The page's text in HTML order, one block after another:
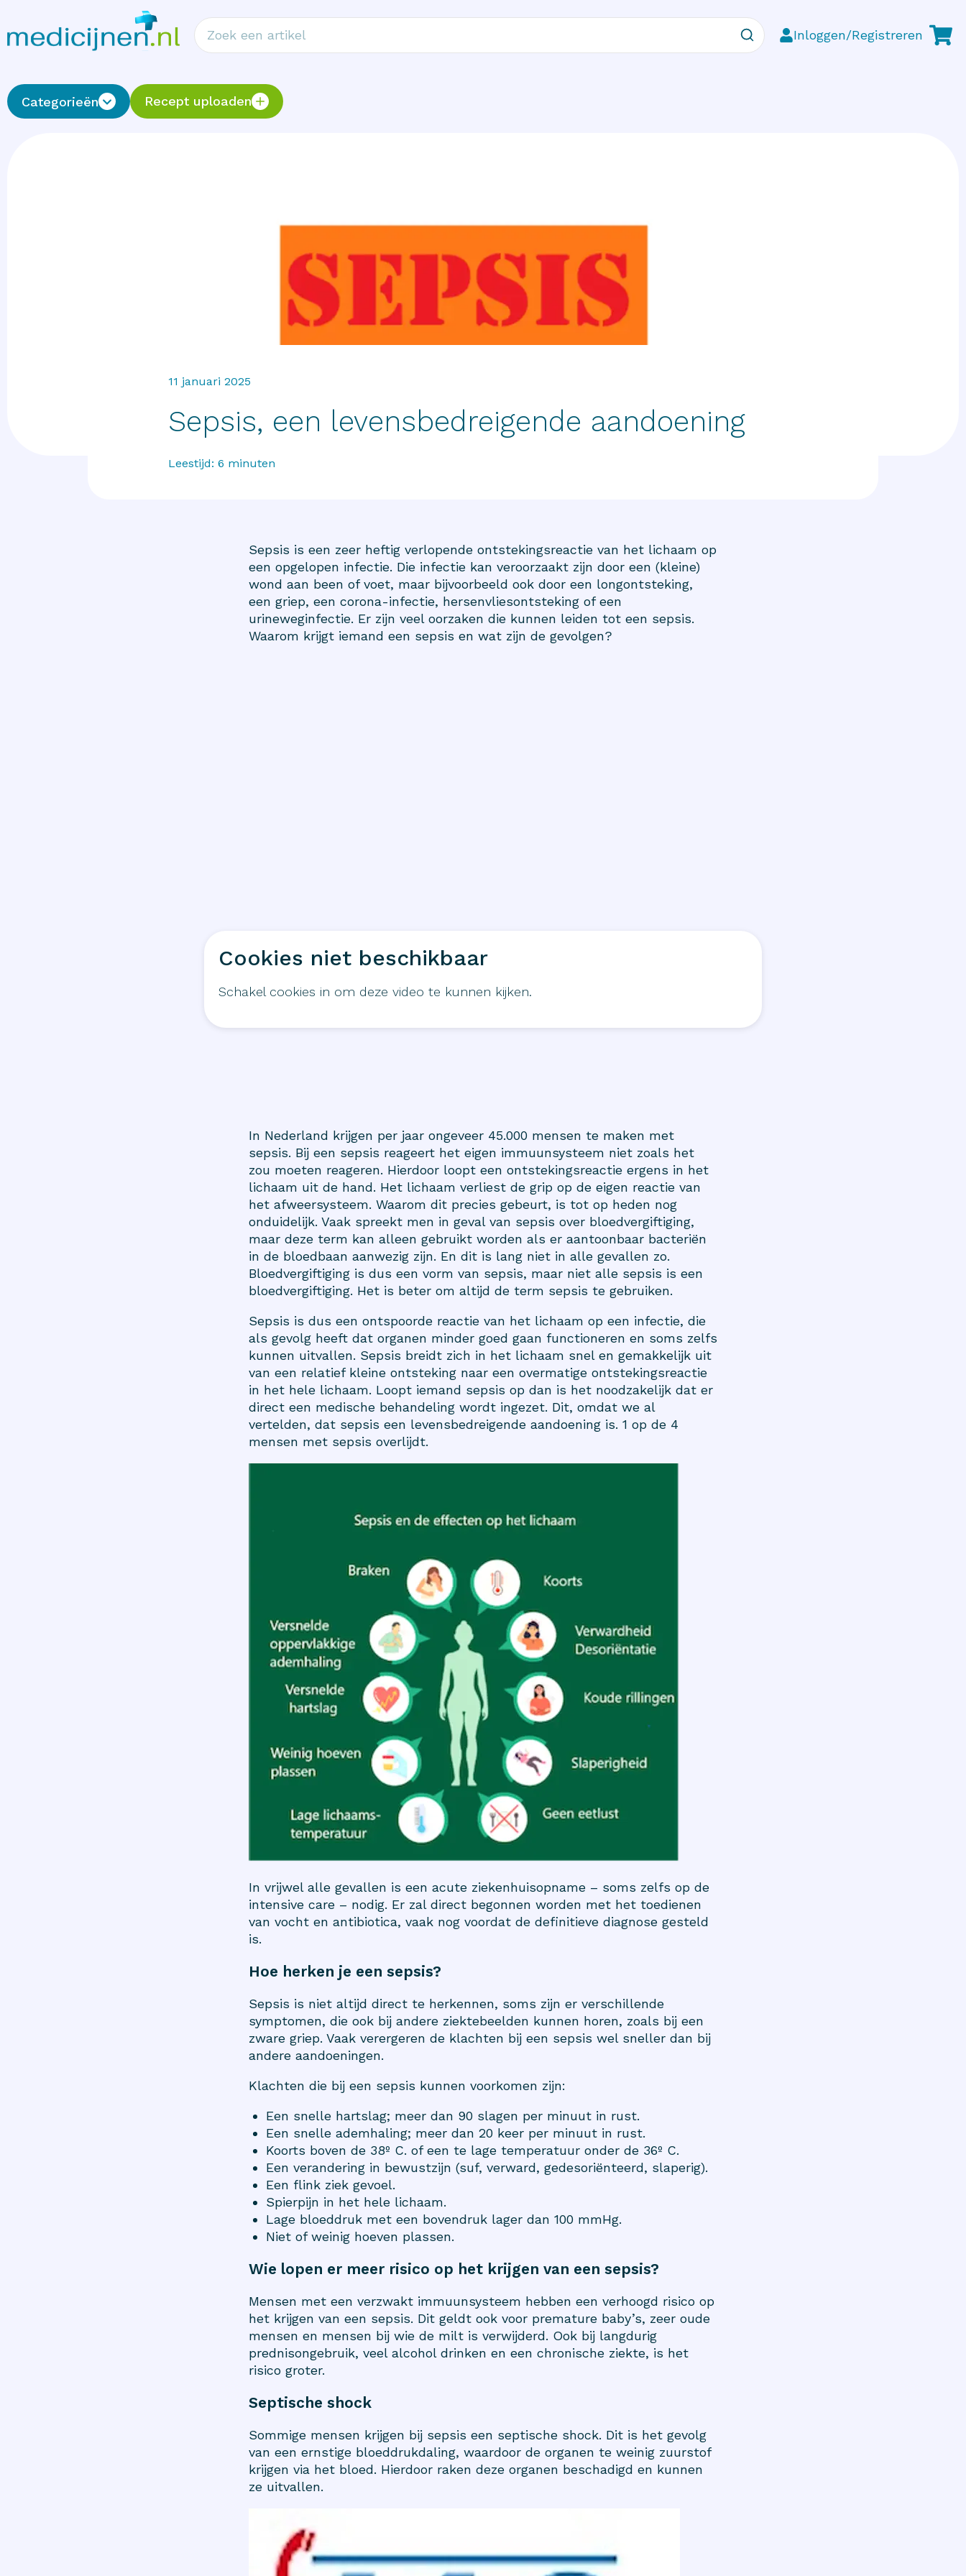
Inloggen/Registreren
Categorieën Recept uploaden
11 januari 2025
Sepsis, een levensbedreigende aandoening
Leestijd: 6 minuten
Sepsis is een zeer heftig verlopende ontstekingsreactie van het lichaam op
een opgelopen infectie. Die infectie kan veroorzaakt zijn door een (kleine)
wond aan been of voet, maar bijvoorbeeld ook door een longontsteking,
een griep, een corona-infectie, hersenvliesontsteking of een
urineweginfectie. Er zijn veel oorzaken die kunnen leiden tot een sepsis.
Waarom krijgt iemand een sepsis en wat zijn de gevolgen?
Cookies niet beschikbaar
Schakel cookies in om deze video te kunnen kijken.
In Nederland krijgen per jaar ongeveer 45.000 mensen te maken met
sepsis. Bij een sepsis reageert het eigen immuunsysteem niet zoals het
zou moeten reageren. Hierdoor loopt een ontstekingsreactie ergens in het
lichaam uit de hand. Het lichaam verliest de grip op de eigen reactie van
het afweersysteem. Waarom dit precies gebeurt, is tot op heden nog
onduidelijk. Vaak spreekt men in geval van sepsis over bloedvergiftiging,
maar deze term kan alleen gebruikt worden als er aantoonbaar bacteriën
in de bloedbaan aanwezig zijn. En dit is lang niet in alle gevallen zo.
Bloedvergiftiging is dus een vorm van sepsis, maar niet alle sepsis is een
bloedvergiftiging. Het is beter om altijd de term sepsis te gebruiken.
Sepsis is dus een ontspoorde reactie van het lichaam op een infectie, die
als gevolg heeft dat organen minder goed gaan functioneren en soms zelfs
kunnen uitvallen. Sepsis breidt zich in het lichaam snel en gemakkelijk uit
van een relatief kleine ontsteking naar een overmatige ontstekingsreactie
in het hele lichaam. Loopt iemand sepsis op dan is het noodzakelijk dat er
direct een medische behandeling wordt ingezet. Dit, omdat we al
vertelden, dat sepsis een levensbedreigende aandoening is. 1 op de 4
mensen met sepsis overlijdt.
In vrijwel alle gevallen is een acute ziekenhuisopname – soms zelfs op de
intensive care – nodig. Er zal direct begonnen worden met het toedienen
van vocht en antibiotica, vaak nog voordat de definitieve diagnose gesteld
is.
Hoe herken je een sepsis?
Sepsis is niet altijd direct te herkennen, soms zijn er verschillende
symptomen, die ook bij andere ziektebeelden kunnen horen, zoals bij een
zware griep. Vaak verergeren de klachten bij een sepsis wel sneller dan bij
andere aandoeningen.
Klachten die bij een sepsis kunnen voorkomen zijn:
Een snelle hartslag; meer dan 90 slagen per minuut in rust.
Een snelle ademhaling; meer dan 20 keer per minuut in rust.
Koorts boven de 38º C. of een te lage temperatuur onder de 36º C.
Een verandering in bewustzijn (suf, verward, gedesoriënteerd, slaperig).
Een flink ziek gevoel.
Spierpijn in het hele lichaam.
Lage bloeddruk met een bovendruk lager dan 100 mmHg.
Niet of weinig hoeven plassen.
Wie lopen er meer risico op het krijgen van een sepsis?
Mensen met een verzwakt immuunsysteem hebben een verhoogd risico op
het krijgen van een sepsis. Dit geldt ook voor premature baby’s, zeer oude
mensen en mensen bij wie de milt is verwijderd. Ook bij langdurig
prednisongebruik, veel alcohol drinken en een chronische ziekte, is het
risico groter.
Septische shock
Sommige mensen krijgen bij sepsis een septische shock. Dit is het gevolg
van een ernstige bloeddrukdaling, waardoor de organen te weinig zuurstof
krijgen via het bloed. Hierdoor raken deze organen beschadigd en kunnen
ze uitvallen.